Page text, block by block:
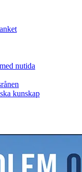
nutida
kunskap